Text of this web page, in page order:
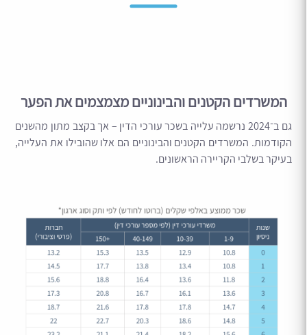
המשרדים הקטנים והבינוניים מצמצמים את הפער
גם ב־2024 נרשמה עלייה בשכר עורכי הדין – אך בקצב מתון מהשנים
הקודמות. המשרדים הקטנים והבינוניים הם אלו שהובילו את העלייה,
בעיקר בשלבי הקריירה הראשונים.